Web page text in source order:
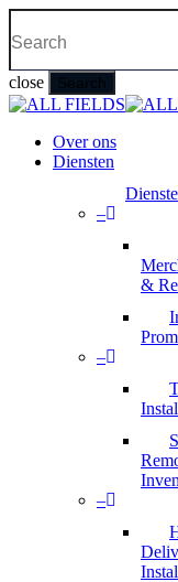
Skip
to
content
close Search
Close
Menu
Over ons
Diensten
–
&
–
–